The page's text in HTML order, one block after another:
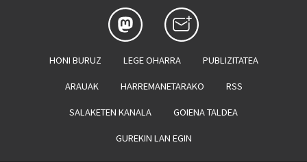
HONI BURUZ LEGE OHARRA PUBLIZITATEA
ARAUAK HARREMANETARAKO RSS
SALAKETEN KANALA GOIENA TALDEA
GUREKIN LAN EGIN